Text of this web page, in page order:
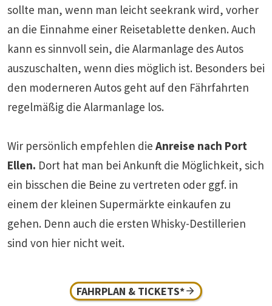
sollte man, wenn man leicht seekrank wird, vorher
an die Einnahme einer Reisetablette denken. Auch
kann es sinnvoll sein, die Alarmanlage des Autos
auszuschalten, wenn dies möglich ist. Besonders bei
den moderneren Autos geht auf den Fährfahrten
regelmäßig die Alarmanlage los.
Wir persönlich empfehlen die Anreise nach Port
Ellen. Dort hat man bei Ankunft die Möglichkeit, sich
ein bisschen die Beine zu vertreten oder ggf. in
einem der kleinen Supermärkte einkaufen zu
gehen. Denn auch die ersten Whisky-Destillerien
sind von hier nicht weit.
FAHRPLAN & TICKETS*